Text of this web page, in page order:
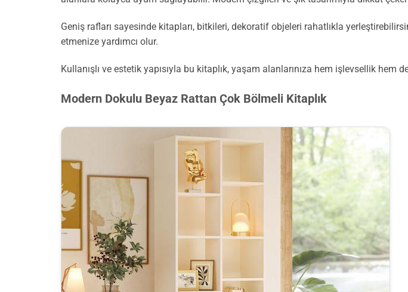
Geniş rafları sayesinde kitapları, bitkileri, dekoratif objeleri rahatlıkla
etmenize yardımcı olur.
Kullanışlı ve estetik yapısıyla bu kitaplık, yaşam alanlarınıza hem işlevsellik hem
Modern Dokulu Beyaz Rattan Çok Bölmeli Kitaplık